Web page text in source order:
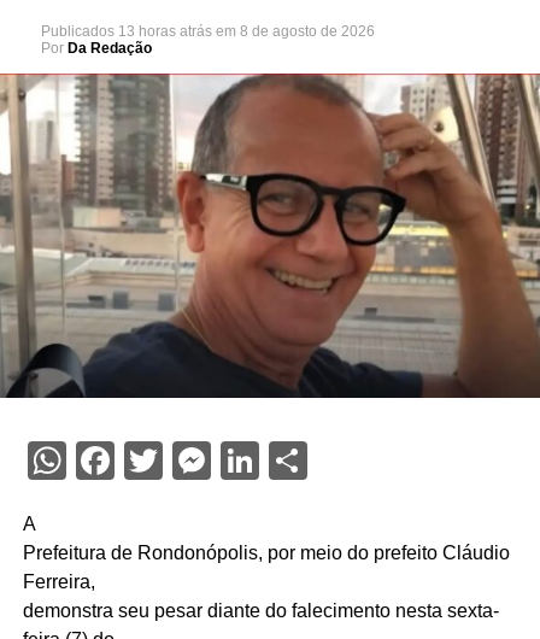
Publicados 13 horas atrás em 8 de agosto de 2026
Por Da Redação
WhatsApp
Facebook
Twitter
Messenger
LinkedIn
Share
A
Prefeitura de Rondonópolis, por meio do prefeito Cláudio
Ferreira,
demonstra seu pesar diante do falecimento nesta sexta-